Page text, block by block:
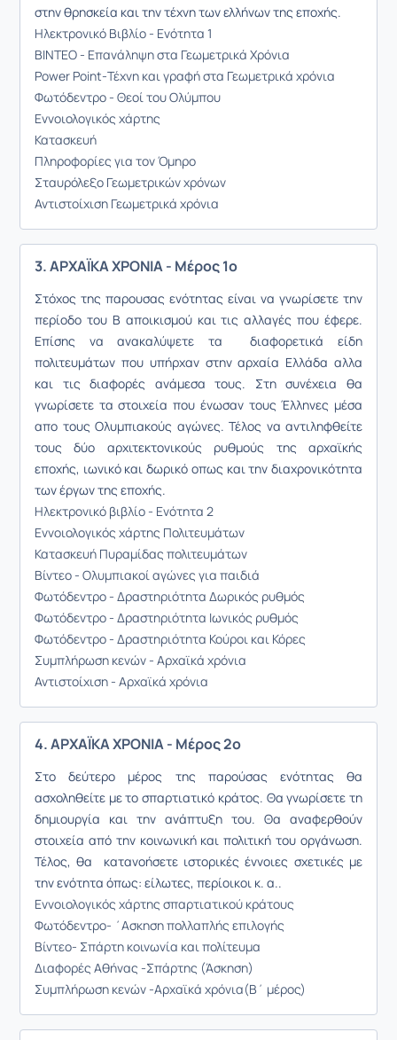
στην θρησκεία και την τέχνη των ελλήνων της εποχής.
Ηλεκτρονικό Βιβλίο - Ενότητα 1
ΒΙΝΤΕΟ - Επανάληψη στα Γεωμετρικά Χρόνια
Power Point-Τέχνη και γραφή στα Γεωμετρικά χρόνια
Φωτόδεντρο - Θεοί του Ολύμπου
Εννοιολογικός χάρτης
Κατασκευή
Πληροφορίες για τον Όμηρο
Σταυρόλεξο Γεωμετρικών χρόνων
Αντιστοίχιση Γεωμετρικά χρόνια
3. ΑΡΧΑΪΚΑ ΧΡΟΝΙΑ - Μέρος 1ο
Στόχος της παρουσας ενότητας είναι να γνωρίσετε την
περίοδο του Β αποικισμού και τις αλλαγές που έφερε.
Επίσης να ανακαλύψετε τα
διαφορετικά είδη
πολιτευμάτων που υπήρχαν στην αρχαία Ελλάδα αλλα
και τιςδιαφορές ανάμεσα τους. Στη συνέχεια θα
γνωρίσετε τα στοιχεία που ένωσαν τους Έλληνες μέσα
απο τους Ολυμπιακούς αγώνες. Τέλος να αντιληφθείτε
τους δύο αρχιτεκτονικούς ρυθμούς της αρχαϊκής
εποχής, ιωνικό και δωρικό οπως και την διαχρονικότητα
των έργων της εποχής.
Ηλεκτρονικό βιβλίο - Ενότητα 2
Εννοιολογικός χάρτης Πολιτευμάτων
Κατασκευή Πυραμίδας πολιτευμάτων
Βίντεο - Ολυμπιακοί αγώνες για παιδιά
Φωτόδεντρο - Δραστηριότητα Δωρικός ρυθμός
Φωτόδεντρο - Δραστηριότητα Ιωνικός ρυθμός
Φωτόδεντρο - Δραστηριότητα Κούροι και Κόρες
Συμπλήρωση κενών - Αρχαϊκά χρόνια
Αντιστοίχιση - Αρχαϊκά χρόνια
4. ΑΡΧΑΪΚΑ ΧΡΟΝΙΑ - Μέρος 2ο
Στο δεύτερο μέρος της παρούσας ενότητας θα
ασχοληθείτε με το σπαρτιατικό κράτος. Θαγνωρίσετε τη
δημιουργία και την ανάπτυξη του. Θα αναφερθούν
στοιχεία από την κοινωνική και πολιτική του οργάνωση.
Τέλος, θα
κατανοήσετε ιστορικές έννοιες σχετικές με
την ενότητα όπως: είλωτες, περίοικοι κ. α..
Εννοιολογικός χάρτης σπαρτιατικού κράτους
Φωτόδεντρο- ΄Ασκηση πολλαπλής επιλογής
Βίντεο- Σπάρτη κοινωνία και πολίτευμα
Διαφορές Αθήνας -Σπάρτης (Άσκηση)
Συμπλήρωση κενών -Αρχαϊκά χρόνια(Β΄ μέρος)